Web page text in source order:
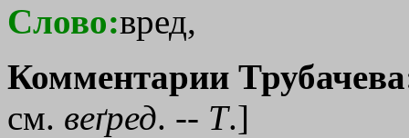
Слово:вред,
Комментарии
см. веґред. -- Т.]